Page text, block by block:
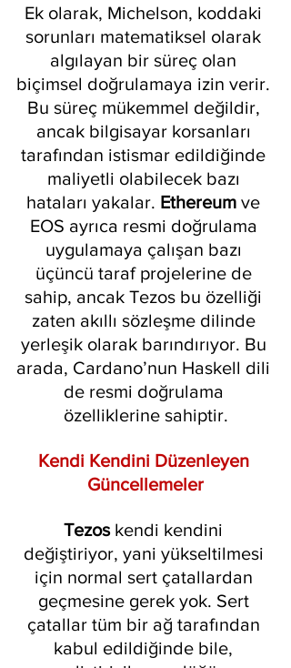
Ek olarak, Michelson, koddaki
sorunları matematiksel olarak
algılayan bir süreç olan
biçimsel doğrulamaya izin verir.
Bu süreç mükemmel değildir,
ancak bilgisayar korsanları
tarafından istismar edildiğinde
maliyetli olabilecek bazı
hataları yakalar. Ethereum ve
EOS ayrıca resmi doğrulama
uygulamaya çalışan bazı
üçüncü taraf projelerine de
sahip, ancak Tezos bu özelliği
zaten akıllı sözleşme dilinde
yerleşik olarak barındırıyor. Bu
arada, Cardano’nun Haskell dili
de resmi doğrulama
özelliklerine sahiptir.
Kendi Kendini Düzenleyen
Güncellemeler
Tezos kendi kendini
değiştiriyor, yani yükseltilmesi
için normal sert çatallardan
geçmesine gerek yok. Sert
çatallar tüm bir ağ tarafından
kabul edildiğinde bile,